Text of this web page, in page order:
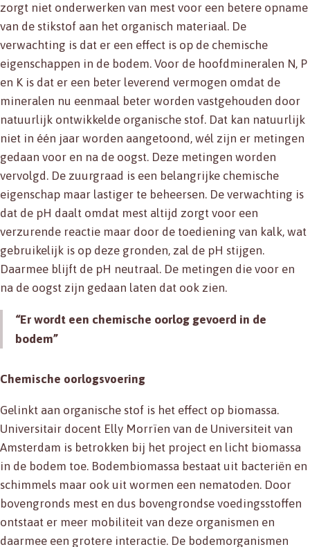
zorgt niet onderwerken van mest voor een betere opname
van de stikstof aan het organisch materiaal. De
verwachting is dat er een effect is op de chemische
eigenschappen in de bodem. Voor de hoofdmineralen N, P
en K is dat er een beter leverend vermogen omdat de
mineralen nu eenmaal beter worden vastgehouden door
natuurlijk ontwikkelde organische stof. Dat kan natuurlijk
niet in één jaar worden aangetoond, wél zijn er metingen
gedaan voor en na de oogst. Deze metingen worden
vervolgd. De zuurgraad is een belangrijke chemische
eigenschap maar lastiger te beheersen. De verwachting is
dat de pH daalt omdat mest altijd zorgt voor een
verzurende reactie maar door de toediening van kalk, wat
gebruikelijk is op deze gronden, zal de pH stijgen.
Daarmee blijft de pH neutraal. De metingen die voor en
na de oogst zijn gedaan laten dat ook zien.
“Er wordt een chemische oorlog gevoerd in de
bodem”
Chemische oorlogsvoering
Gelinkt aan organische stof is het effect op biomassa.
Universitair docent Elly Morrïen van de Universiteit van
Amsterdam is betrokken bij het project en licht biomassa
in de bodem toe. Bodembiomassa bestaat uit bacteriën en
schimmels maar ook uit wormen een nematoden. Door
bovengronds mest en dus bovengrondse voedingsstoffen
ontstaat er meer mobiliteit van deze organismen en
daarmee een grotere interactie. De bodemorganismen